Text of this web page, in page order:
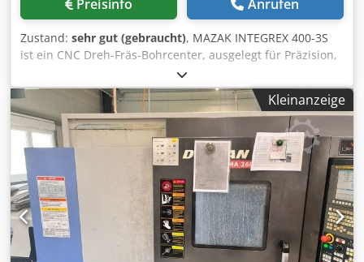
Funktionalität mit Bearbeitung ist somit derzeit nicht
Reparaturbedürftig! i.D. *
Preisinfo Anrufen
Zustand: sehr gut (gebraucht), MAZAK INTEGREX 400-3S
ist ein CNC Dreh-Fräs-Bohrcenter, ausgelegt für Präzision,
hohe Genauigkeit und Zuverlässigkeit. Arbeitsraum:
Spitzenweite 1500 mm, Drehdurchmesser 760 mm,
Drehlänge 1524 mm, Stangendurchmesser 102/77 mm,
Werkzeugmagazin 40 Plätze (Ø max 90 mm, L 400 mm).
Technische Daten: Hauptspindel A2-8 stufenlos 35–3300
t/min 30 kW 1200 Nm; Gegenspindel A2-8 35–4000 t/min
26/22 kW 500 Nm; Frässpindel CAPTO C6 15–12000 t/min
18.5 kW 120 Nm. Verfahrwege X630 Y±115 Z1585 mm;
Vorschub 0–8000 mm/min; Eilgang X/Z 38 m/min Y26
m/min; Gewicht ~13300 kg; Aufstellfläche 5110x2196 mm;
Höhe 2798 mm. Zubehör: Kühler 444 l (15 bar Frässpindel),
Kleinanzeige